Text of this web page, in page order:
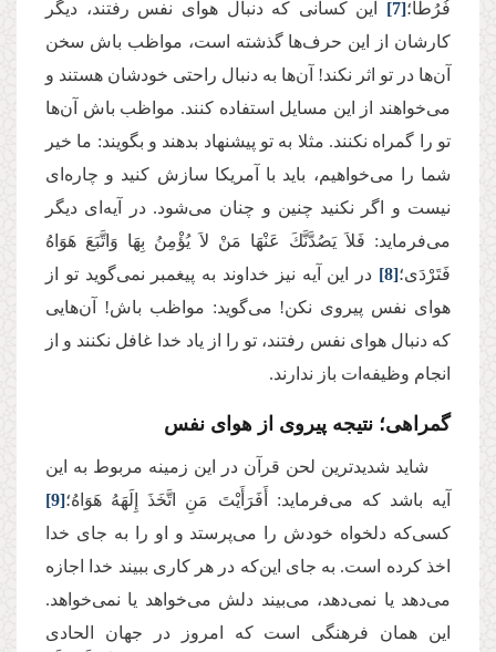
فُرُطًا؛[7] این کسانی که دنبال هوای نفس رفتند، دیگر
کارشان از این حرف‌ها گذشته است، مواظب باش سخن
آن‌ها در تو اثر نکند! آن‌ها به دنبال راحتی خودشان هستند و
می‌خواهند از این مسایل استفاده کنند. مواظب باش آن‌ها
تو را گمراه نکنند. مثلا به تو پیشنهاد بدهند و بگویند: ما خیر
شما را می‌خواهیم، باید با آمریکا سازش کنید و چاره‌ای
نیست و اگر نکنید چنین و چنان می‌شود. در آیه‌ای دیگر
می‌فرماید: فَلاَ یَصُدَّنَّكَ عَنْهَا مَنْ لاَ یُؤْمِنُ بِهَا وَاتَّبَعَ هَوَاهُ
فَتَرْدَى؛[8] در این آیه نیز خداوند به پیغمبر نمی‌گوید تو از
هوای نفس پیروی نکن! می‌گوید: مواظب باش! آن‌هایی
که دنبال هوای نفس رفتند، تو را از یاد خدا غافل نکنند و از
انجام وظیفه‌ات باز ندارند.
گمراهی؛ نتیجه پیروی از هوای نفس
شاید شدیدترین لحن قرآن در این زمینه مربوط به این
آیه باشد که می‌فرماید: أَفَرَأَیْتَ مَنِ اتَّخَذَ إِلَهَهُ هَوَاهُ؛[9]
کسی‌که دلخواه خودش را می‌پرستد و او را به جای خدا
اخذ کرده است. به جای این‌که در هر کاری ببیند خدا اجازه
می‌دهد یا نمی‌دهد، می‌بیند دلش می‌خواهد یا نمی‌خواهد.
این همان فرهنگی است که امروز در جهان الحادی